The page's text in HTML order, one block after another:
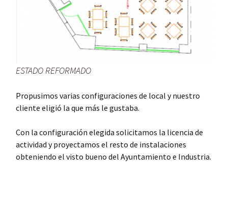
ESTADO REFORMADO
Propusimos varias configuraciones de local y nuestro
cliente eligió la que más le gustaba.
Con la configuración elegida solicitamos la licencia de
actividad y proyectamos el resto de instalaciones
obteniendo el visto bueno del Ayuntamiento e Industria.